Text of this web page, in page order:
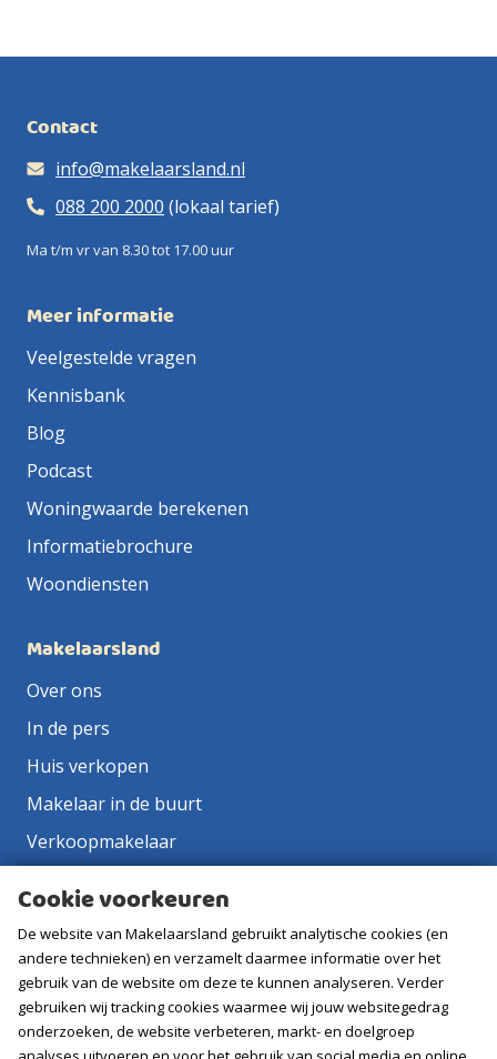
Contact
info@makelaarsland.nl
088 200 2000 (lokaal tarief)
Ma t/m vr van 8.30 tot 17.00 uur
Meer informatie
Veelgestelde vragen
Kennisbank
Blog
Podcast
Woningwaarde berekenen
Informatiebrochure
Woondiensten
Makelaarsland
Over ons
In de pers
Huis verkopen
Makelaar in de buurt
Verkoopmakelaar
Vacatures
Volg ons
Cookie voorkeuren
De website van Makelaarsland gebruikt analytische cookies (en
andere technieken) en verzamelt daarmee informatie over het
gebruik van de website om deze te kunnen analyseren. Verder
gebruiken wij tracking cookies waarmee wij jouw websitegedrag
onderzoeken, de website verbeteren, markt- en doelgroep